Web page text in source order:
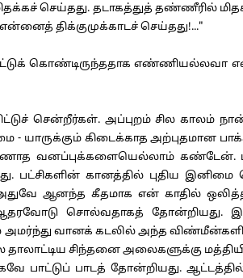
செய்தது. தடாகத்துத் தண்ணீரில்
திக்குமுக்காடச் செய்தது!..."
கொண்டிருந்ததாக எண்ணியல்லவா
சென்றீர்கள். அப்புறம் சில காலம்
கிடைக்காத அற்புதமான
வனப்புக்களையெல்லாம் கண்டேன்.
கானத்தில் புதிய இனிமை
ஆனந்த கீதமாக என் காதில்
சொல்வதாகத் தோன்றியது.
வானக் கடலில் அந்த
சிந்தனை அலைகளுக்கு
பாட்டுப் பாடத் தோன்றியது.